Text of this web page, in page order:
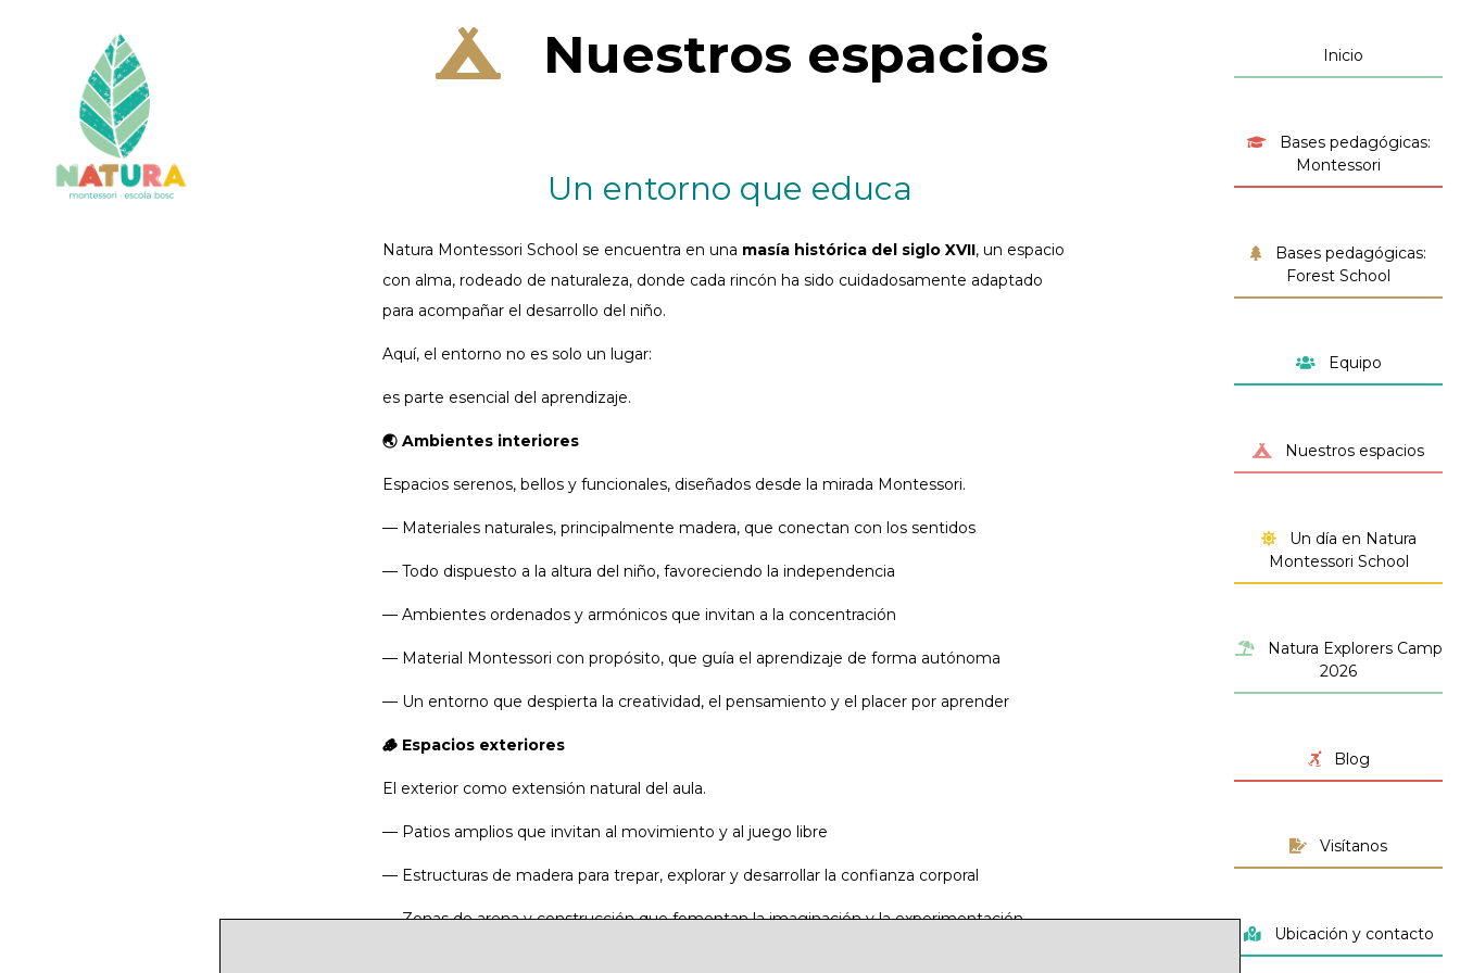
Nuestros espacios
Un entorno que educa
Natura Montessori School se encuentra en una masía histórica del siglo XVII, un espacio
con alma, rodeado de naturaleza, donde cada rincón ha sido cuidadosamente adaptado
para acompañar el desarrollo del niño.
Aquí, el entorno no es solo un lugar:
es parte esencial del aprendizaje.
🌏 Ambientes interiores
Espacios serenos, bellos y funcionales, diseñados desde la mirada Montessori.
— Materiales naturales, principalmente madera, que conectan con los sentidos
— Todo dispuesto a la altura del niño, favoreciendo la independencia
— Ambientes ordenados y armónicos que invitan a la concentración
— Material Montessori con propósito, que guía el aprendizaje de forma autónoma
— Un entorno que despierta la creatividad, el pensamiento y el placer por aprender
🪵 Espacios exteriores
El exterior como extensión natural del aula.
— Patios amplios que invitan al movimiento y al juego libre
— Estructuras de madera para trepar, explorar y desarrollar la confianza corporal
— Zonas de arena y construcción que fomentan la imaginación y la experimentación
Inicio
Bases pedagógicas:
Montessori
Bases pedagógicas:
Forest School
Equipo
Nuestros espacios
Un día en Natura
Montessori School
Natura Explorers Camp
2026
Blog
Visítanos
Ubicación y contacto